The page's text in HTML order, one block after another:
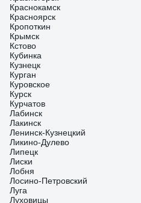
Краснокамск
Красноярск
Кропоткин
Крымск
Кстово
Кубинка
Кузнецк
Курган
Куровское
Курск
Курчатов
Лабинск
Лакинск
Ленинск-Кузнецкий
Ликино-Дулево
Липецк
Лиски
Лобня
Лосино-Петровский
Луга
Луховицы